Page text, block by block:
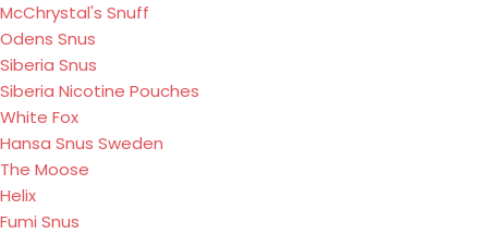
McChrystal's Snuff
Odens Snus
Siberia Snus
Siberia Nicotine Pouches
White Fox
Hansa Snus Sweden
The Moose
Helix
Fumi Snus